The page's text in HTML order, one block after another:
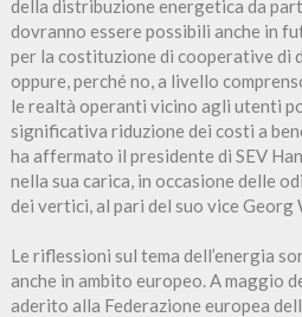
della distribuzione energetica da
dovranno essere possibili anche in
per la costituzione di cooperative di
oppure, perché no, a livello
le realtà operanti vicino agli utenti
significativa riduzione dei costi a
ha affermato il presidente di SEV
nella sua carica, in occasione delle
dei vertici, al pari del suo vice Georg
Le riflessioni sul tema dell’energia
anche in ambito europeo. A maggio
aderito alla Federazione europea